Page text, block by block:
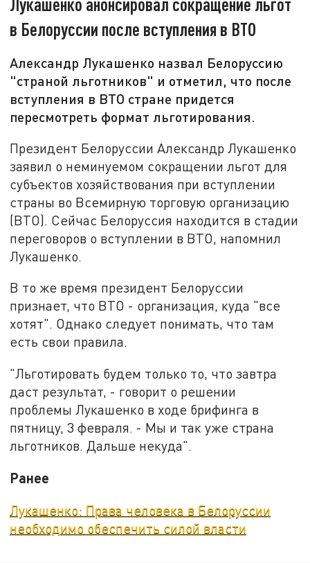
в Белоруссии после вступления в ВТО
Александр Лукашенко назвал Белоруссию
"страной льготников" и отметил, что после
вступления в ВТО стране придется
пересмотреть формат льготирования.
Президент Белоруссии Александр Лукашенко
заявил о неминуемом сокращении льгот для
субъектов хозяйствования при вступлении
страны во Всемирную торговую организацию
(ВТО). Сейчас Белоруссия находится в стадии
переговоров о вступлении в ВТО, напомнил
Лукашенко.
В то же время президент Белоруссии
признает, что ВТО - организация, куда "все
хотят". Однако следует понимать, что там
есть свои правила.
"Льготировать будем только то, что завтра
даст результат, - говорит о решении
проблемы Лукашенко в ходе брифинга в
пятницу, 3 февраля. - Мы и так уже страна
льготников. Дальше некуда".
Ранее
Лукашенко: Права человека в Белоруссии
необходимо обеспечить силой власти